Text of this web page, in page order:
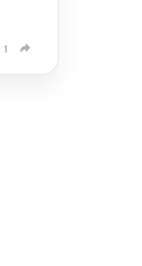
1